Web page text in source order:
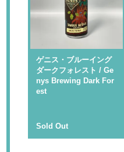
ゲニス・ブルーイング
ダークフォレスト / Ge
nys Brewing Dark For
est
Sold Out